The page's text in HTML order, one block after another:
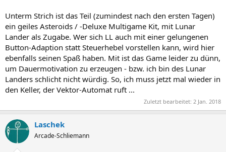
Unterm Strich ist das Teil (zumindest nach den ersten Tagen)
ein geiles Asteroids / -Deluxe Multigame Kit, mit Lunar
Lander als Zugabe. Wer sich LL auch mit einer gelungenen
Button-Adaption statt Steuerhebel vorstellen kann, wird hier
ebenfalls seinen Spaß haben. Mit ist das Game leider zu dünn,
um Dauermotivation zu erzeugen - bzw. ich bin des Lunar
Landers schlicht nicht würdig. So, ich muss jetzt mal wieder in
den Keller, der Vektor-Automat ruft ...
Zuletzt bearbeitet: 2 Jan. 2018
Laschek
Arcade-Schliemann